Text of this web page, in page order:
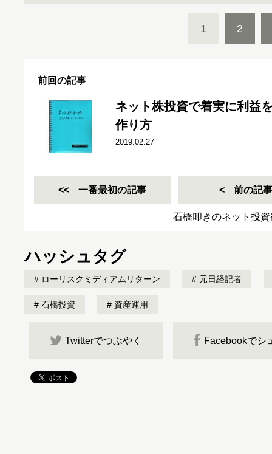
1 2
前回の記事
ネット株投資で着実に利益
作り方
2019.02.27
一番最初の記事 前の記事
石橋叩きのネット投
ハッシュタグ
ローリスクミディアムリターン 元日経記者
石橋投資 資産運用
Twitterでつぶやく Facebookでシ